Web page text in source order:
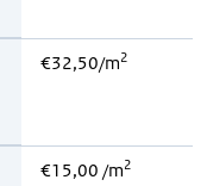
€32,50/m2
€15,00 /m2